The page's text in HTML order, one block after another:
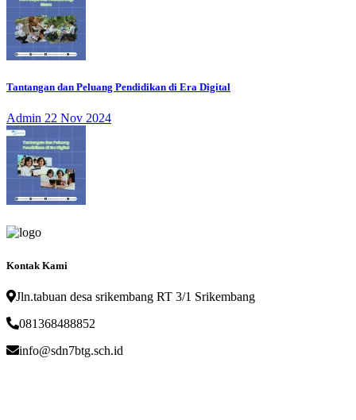
Tantangan dan Peluang Pendidikan di Era Digital
Admin 22 Nov 2024
Kontak Kami
Jln.tabuan desa srikembang RT 3/1 Srikembang
081368488852
info@sdn7btg.sch.id